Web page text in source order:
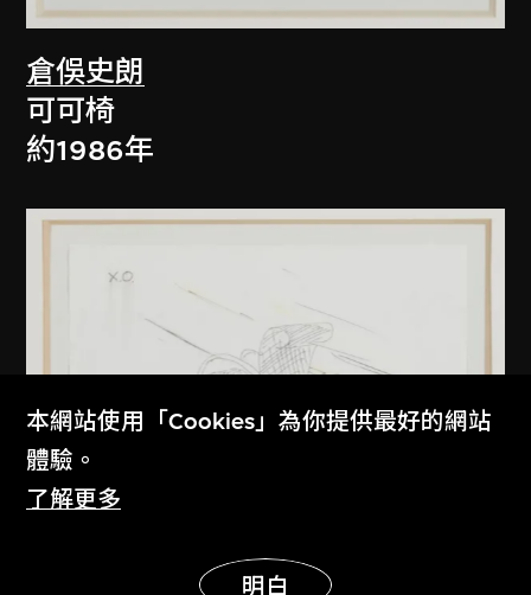
倉俁史朗
可可椅
約1986年
本網站使用「Cookies」為你提供最好的網站
體驗。
了解更多
明白
展示更多